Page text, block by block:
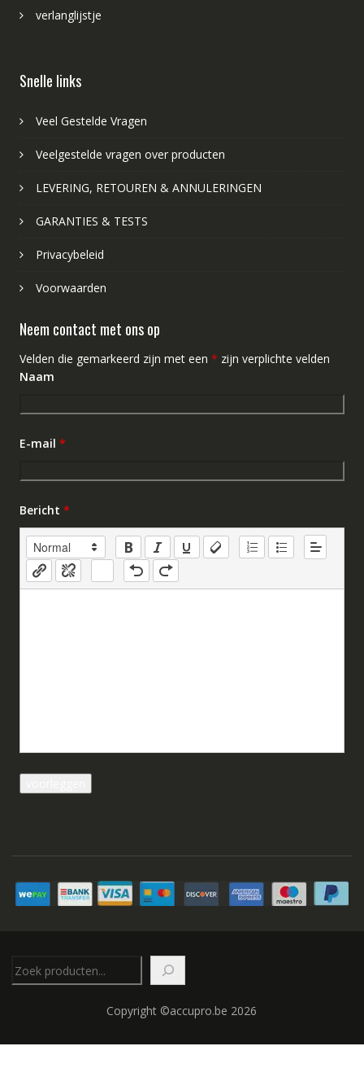
verlanglijstje
Snelle links
Veel Gestelde Vragen
Veelgestelde vragen over producten
LEVERING, RETOUREN & ANNULERINGEN
GARANTIES & TESTS
Privacybeleid
Voorwaarden
Neem contact met ons op
Velden die gemarkeerd zijn met een * zijn verplichte velden
Naam
E-mail *
Bericht *
Copyright ©accupro.be 2026